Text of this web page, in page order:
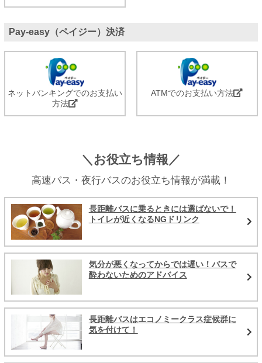
Pay-easy（ペイジー）決済
ネットバンキングでのお支払い
方法
ATMでのお支払い方法
＼お役立ち情報／
高速バス・夜行バスのお役立ち情報が満載！
長距離バスに乗るときには選ばないで！
トイレが近くなるNGドリンク
気分が悪くなってからでは遅い！バスで
酔わないためのアドバイス
長距離バスはエコノミークラス症候群に
気を付けて！